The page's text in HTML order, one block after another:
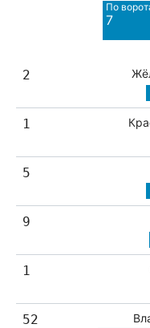
По
7
2
1
5
9
1
52